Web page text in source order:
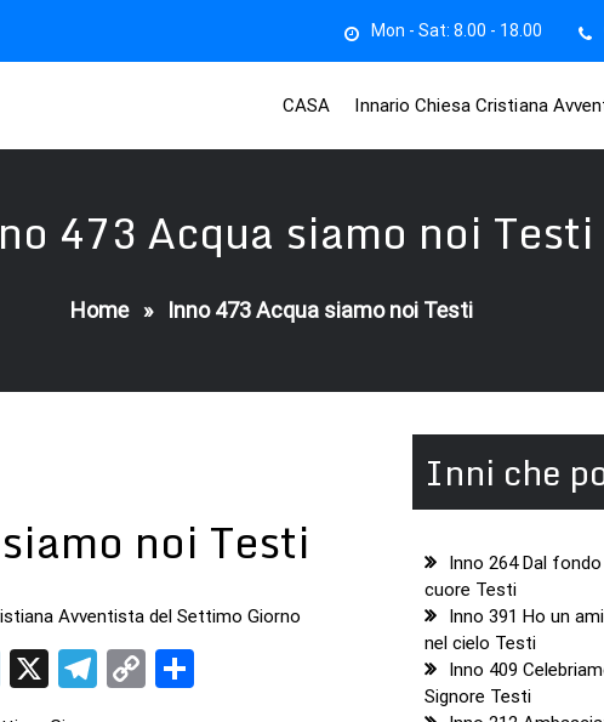
Mon - Sat: 8.00 - 18.00
CASA Innario Chiesa Cristiana
473 Acqua siamo noi Testi
Home» Inno 473 Acqua siamo noi Testi
noi Testi
Avventista del Settimo Giorno
LinkedIn
X Telegram
Copy
Inni che
Inno 264 Dal
cuore Testi
Inno 391 Ho un
nel cielo Testi
Inno 409
Signore Testi